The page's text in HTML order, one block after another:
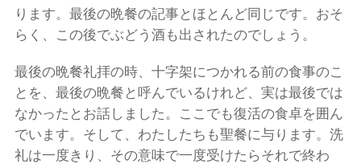
ります。最後の晩餐の記事とほとんど同じです。おそ
らく、この後でぶどう酒も出されたのでしょう。
最後の晩餐礼拝の時、十字架につかれる前の食事のこ
とを、最後の晩餐と呼んでいるけれど、実は最後では
なかったとお話しました。ここでも復活の食卓を囲ん
でいます。そして、わたしたちも聖餐に与ります。洗
礼は一度きり、その意味で一度受けたらそれで終わ